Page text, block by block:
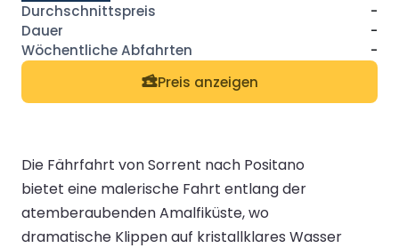
-
-
-
Preis anzeigen
Die Fährfahrt von Sorrent nach Positano
bietet eine malerische Fahrt entlang der
atemberaubenden Amalfiküste, wo
dramatische Klippen auf kristallklares Wasser